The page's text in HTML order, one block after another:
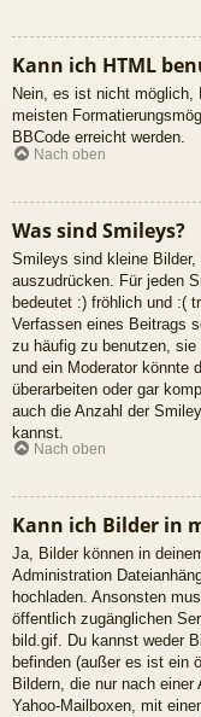
Kann ich HTML
Nein, es ist nicht möglich,
meisten
BBCode erreicht werden.
Nach oben
Was sind Smileys?
Smileys sind kleine Bilder,
auszudrücken. Für jeden
bedeutet :) fröhlich und :(
Verfassen eines Beitrags
zu häufig zu benutzen,
und ein Moderator könnte
überarbeiten oder gar
auch die Anzahl der
kannst.
Nach oben
Kann ich Bilder in
Ja, Bilder können in
Administration
hochladen. Ansonsten
öffentlich zugänglichen
bild.gif. Du kannst weder
befinden (außer es ist ein
Bildern, die nur nach
Yahoo-Mailboxen, mit